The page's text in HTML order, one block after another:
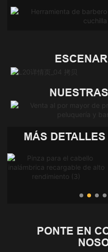
MÁS
PONTE EN